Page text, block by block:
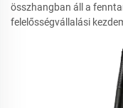
összhangban áll a
felelősségvállalási